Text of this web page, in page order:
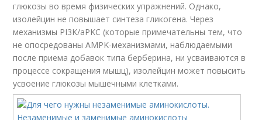
глюкозы во время физических упражнений. Однако,
изолейцин не повышает синтеза гликогена. Через
механизмы PI3K/aPKC (которые примечательны тем, что
не опосредованы AMPK-механизмами, наблюдаемыми
после приема добавок типа берберина, ни усваиваются в
процессе сокращения мышц), изолейцин может повысить
усвоение глюкозы мышечными клетками.